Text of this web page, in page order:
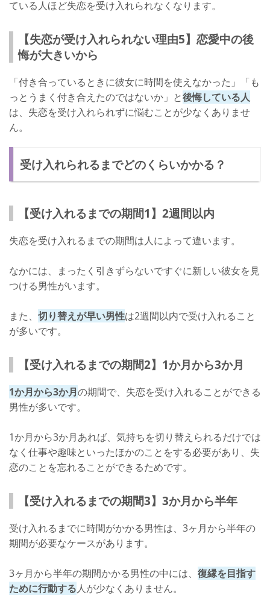
ている人ほど失恋を受け入れられなくなります。
【失恋が受け入れられない理由5】恋愛中の後
悔が大きいから
「付き合っているときに彼女に時間を使えなかった」「も
っとうまく付き合えたのではないか」と後悔している人
は、失恋を受け入れられずに悩むことが少なくありませ
ん。
受け入れられるまでどのくらいかかる？
【受け入れるまでの期間1】2週間以内
失恋を受け入れるまでの期間は人によって違います。
なかには、まったく引きずらないですぐに新しい彼女を見
つける男性がいます。
また、 切り替えが早い男性は2週間以内で受け入れること
が多いです。
【受け入れるまでの期間2】1か月から3か月
1か月から3か月の期間で、失恋を受け入れることができる
男性が多いです。
1か月から3か月あれば、気持ちを切り替えられるだけでは
なく仕事や趣味といったほかのことをする必要があり、失
恋のことを忘れることができるためです。
【受け入れるまでの期間3】3か月から半年
受け入れるまでに時間がかかる男性は、3ヶ月から半年の
期間が必要なケースがあります。
3ヶ月から半年の期間かかる男性の中には、 復縁を目指す
ために行動する人が少なくありません。